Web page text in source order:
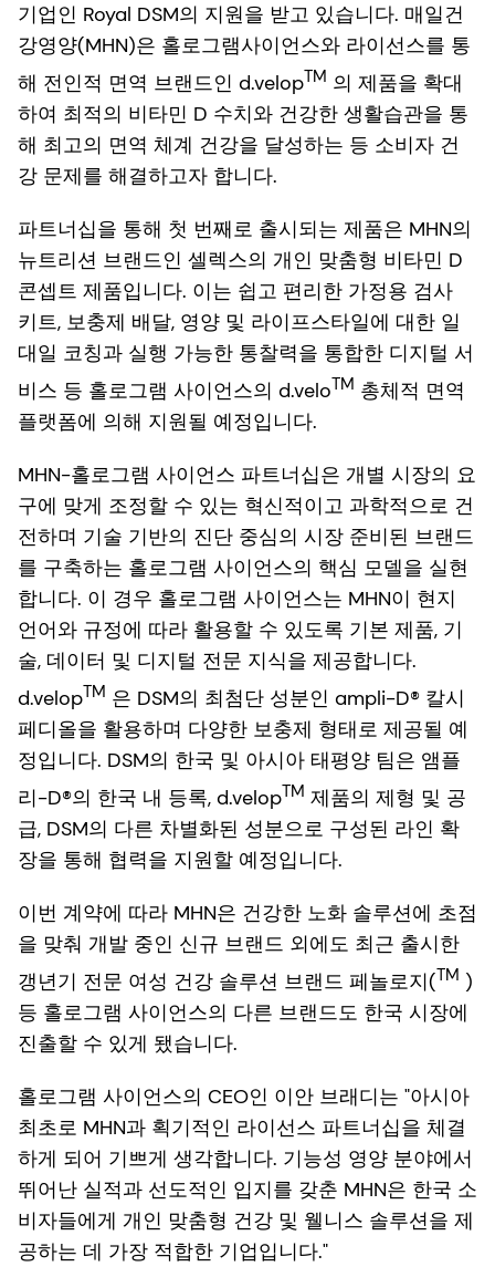
기업인 Royal DSM의 지원을 받고 있습니다. 매일건
강영양(MHN)은 홀로그램사이언스와 라이선스를 통
해 전인적 면역 브랜드인 d.velopTM 의 제품을 확대
하여 최적의 비타민 D 수치와 건강한 생활습관을 통
해 최고의 면역 체계 건강을 달성하는 등 소비자 건
강 문제를 해결하고자 합니다.
파트너십을 통해 첫 번째로 출시되는 제품은 MHN의
뉴트리션 브랜드인 셀렉스의 개인 맞춤형 비타민 D
콘셉트 제품입니다. 이는 쉽고 편리한 가정용 검사
키트, 보충제 배달, 영양 및 라이프스타일에 대한 일
대일 코칭과 실행 가능한 통찰력을 통합한 디지털 서
비스 등 홀로그램 사이언스의 d.veloTM 총체적 면역
플랫폼에 의해 지원될 예정입니다.
MHN-홀로그램 사이언스 파트너십은 개별 시장의 요
구에 맞게 조정할 수 있는 혁신적이고 과학적으로 건
전하며 기술 기반의 진단 중심의 시장 준비된 브랜드
를 구축하는 홀로그램 사이언스의 핵심 모델을 실현
합니다. 이 경우 홀로그램 사이언스는 MHN이 현지
언어와 규정에 따라 활용할 수 있도록 기본 제품, 기
술, 데이터 및 디지털 전문 지식을 제공합니다.
d.velopTM 은 DSM의 최첨단 성분인 ampli-D® 칼시
페디올을 활용하며 다양한 보충제 형태로 제공될 예
정입니다. DSM의 한국 및 아시아 태평양 팀은 앰플
리-D®의 한국 내 등록, d.velopTM 제품의 제형 및 공
급, DSM의 다른 차별화된 성분으로 구성된 라인 확
장을 통해 협력을 지원할 예정입니다.
이번 계약에 따라 MHN은 건강한 노화 솔루션에 초점
을 맞춰 개발 중인 신규 브랜드 외에도 최근 출시한
갱년기 전문 여성 건강 솔루션 브랜드 페놀로지(TM )
등 홀로그램 사이언스의 다른 브랜드도 한국 시장에
진출할 수 있게 됐습니다.
홀로그램 사이언스의 CEO인 이안 브래디는 "아시아
최초로 MHN과 획기적인 라이선스 파트너십을 체결
하게 되어 기쁘게 생각합니다. 기능성 영양 분야에서
뛰어난 실적과 선도적인 입지를 갖춘 MHN은 한국 소
비자들에게 개인 맞춤형 건강 및 웰니스 솔루션을 제
공하는 데 가장 적합한 기업입니다."